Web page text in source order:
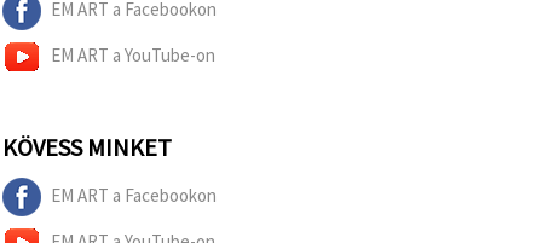
EM ART a Facebookon
EM ART a YouTube-on
KÖVESS MINKET
EM ART a Facebookon